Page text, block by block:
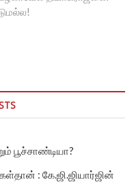
பூச்சாண்டியா?
: கே.ஜி.ஜியார்ஜின்